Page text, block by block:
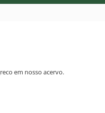
em nosso acervo.